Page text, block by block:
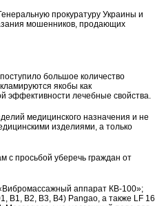
прокуратуру Украины и
мошенников, продающих
большое количество
якобы как
эффективности лечебные свойства.
медицинского назначения и не
изделиями, а только
с просьбой уберечь граждан от
аппарат КВ-100»;
B1, B2, B3, B4) Pangao, а также LF 16